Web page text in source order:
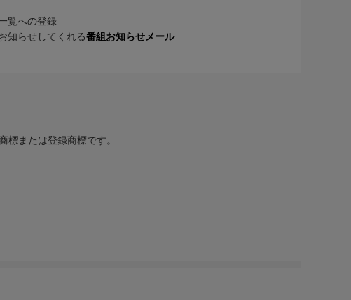
覧への登録
知らせしてくれる番組お知らせメール
標または登録商標です。